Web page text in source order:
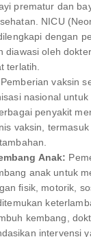
prematur dan
NICU
dengan
diawasi oleh
terlatih.
Pemberian vaksin
nasional
penyakit
vaksin,
Anak:
anak untuk
fisik, motorik,
kembang,
intervensi